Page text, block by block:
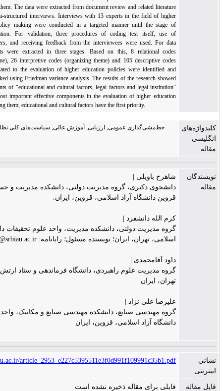
are used to rank them. The data were extracted from document review and related literature
and in-depth semi-structured interviews. Interviews with 13 experts in the field of higher
education and policy making were conducted in a targeted manner until the stage of
theoretical saturation. For validation, three procedures of coding test itself, use of
independent coders, and receiving feedback from the interviewees were used. For data
analysis, concepts were extracted in three stages. Based on this, 8 relational codes
(overarching theme), 26 interpretive codes (organizing theme) and 105 descriptive codes
(basic theme) related to the evaluation of higher education policies were identified and
extracted and ranked using Friedman variance analysis. The results of the research showed
that the components of "educational and cultural factors, legal factors and legal institution"
are among the most important effective components in the evaluation of higher education
policies, and among them, educational and cultural factors have the first priority.
خط‌مشی‌گذاری عمومی, ارزیابی, آموزش عالی, سیاست‌های کلی نظام, تحلیل مضمون
شاهرخ باویلی |
دانشجوی دکتری، گروه مدیریت دولتی، دانشکده مدیریت و حسابداری واحد
قزوین دانشگاه آزاد اسلامی، قزوین، ایران.
کرم الله دانشفرد |
گروه مدیریت دولتی، دانشکده مدیریت، واحد علوم تحقیقات دانشگاه آزاد
اسلامی، تهران، ایران؛ نویسنده مسئول؛ رایانامه: daneshfard@srbiau.ac.ir
داود آقامحمدی |
گروه مدیریت علوم راهبردی، دانشگاه فرماندهی و ستاد ارتش ج.ا.ایران،
علیرضا علی نژاد |
گروه مهندسی صنایع، دانشکده مهندسی صنایع و مکانیک، واحد قزوین،
دانشگاه آزاد اسلامی، قزوین، ایران
https://issk.sndu.ac.ir/article_2953_e227c5395511e3f0d991f109991c35b1.pdf
فایلی برای مقاله ذخیره نشده است